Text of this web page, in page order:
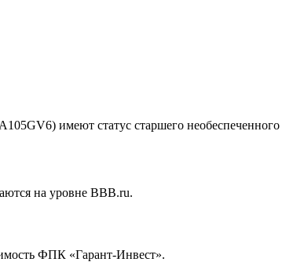
имеют статус старшего необеспеченного
на уровне BBB.ru.
ФПК «Гарант-Инвест».